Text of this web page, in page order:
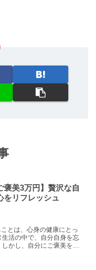
褒美3万円】贅沢な自
をリフレッシュ
とは、心身の健康にとっ
活の中で、自分自身を忘
かし、自分にご褒美を与